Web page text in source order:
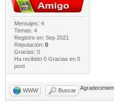
Mensajes: 4
Temas: 4
Registro en: Sep 2021
Reputación: 0
Gracias: 0
Ha recibido 0 Gracias en 0
post
WWW Buscar